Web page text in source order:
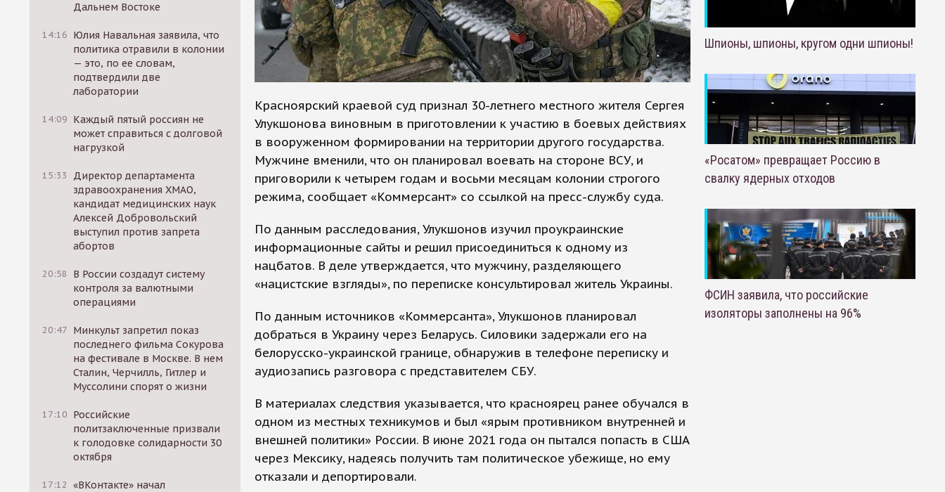
Дальнем Востоке
14:16 Юлия Навальная заявила, что
политика отравили в колонии
— это, по ее словам,
подтвердили две
лаборатории
14:09 Каждый пятый россиян не
может справиться с долговой
нагрузкой
15:33
Директор департамента
здравоохранения ХМАО,
кандидат медицинских наук
Алексей Добровольский
выступил против запрета
абортов
20:58
В России создадут систему
контроля за валютными
операциями
20:47 Минкульт запретил показ
последнего фильма Сокурова
на фестивале в Москве. В нем
Сталин, Черчилль, Гитлер и
Муссолини спорят о жизни
17:10 Российские
политзаключенные призвали
к голодовке солидарности 30
октября
17:12 «ВКонтакте» начал
Красноярский краевой суд признал 30-летнего местного жителя Сергея
Улукшонова виновным в приготовлении к участию в боевых действиях
в вооруженном формировании на территории другого государства.
Мужчине вменили, что он планировал воевать на стороне ВСУ, и
приговорили к четырем годам и восьми месяцам колонии строгого
режима, сообщает «Коммерсант» со ссылкой на пресс-службу суда.
По данным расследования, Улукшонов изучил проукраинские
информационные сайты и решил присоединиться к одному из
нацбатов. В деле утверждается, что мужчину, разделяющего
«нацистские взгляды», по переписке консультировал житель Украины.
По данным источников «Коммерсанта», Улукшонов планировал
добраться в Украину через Беларусь. Силовики задержали его на
белорусско-украинской границе, обнаружив в телефоне переписку и
аудиозапись разговора с представителем СБУ.
В материалах следствия указывается, что красноярец ранее обучался в
одном из местных техникумов и был «ярым противником внутренней и
внешней политики» России. В июне 2021 года он пытался попасть в США
через Мексику, надеясь получить там политическое убежище, но ему
отказали и депортировали.
Шпионы, шпионы, кругом одни шпионы!
«Росатом» превращает Россию в
свалку ядерных отходов
ФСИН заявила, что российские
изоляторы заполнены на 96%